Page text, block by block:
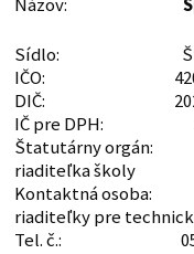
Názov:
Sídlo:
IČO:
DIČ:
IČ pre DPH:
Štatutárny orgán:
riaditeľka školy
Kontaktná osoba:
riaditeľky pre
Tel. č.: 054/